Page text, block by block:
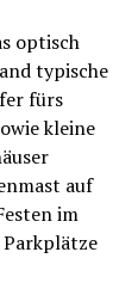
optisch
typische
fürs
kleine
auf
im
Parkplätze